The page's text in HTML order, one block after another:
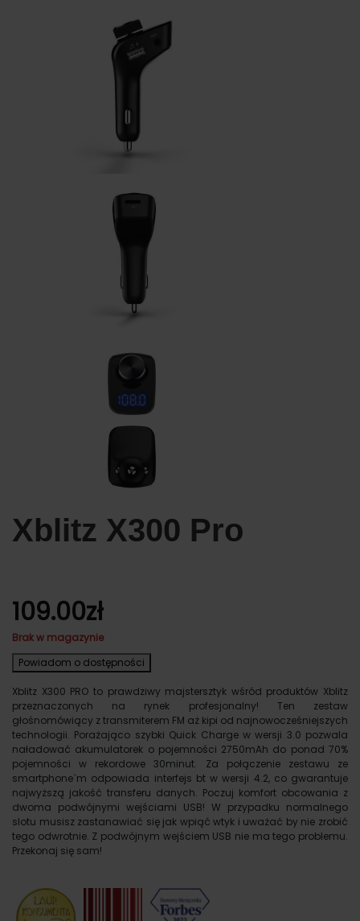
Xblitz X300 Pro
109.00zł
Brak w magazynie
Powiadom o dostępności
Xblitz X300 PRO to prawdziwy majstersztyk wśród produktów Xblitz
przeznaczonych na rynek profesjonalny! Ten zestaw
głośnomówiący z transmiterem FM aż kipi od najnowocześniejszych
technologii. Porażająco szybki Quick Charge w wersji 3.0 pozwala
naładować akumulatorek o pojemności 2750mAh do ponad 70%
pojemności w rekordowe 30minut. Za połączenie zestawu ze
smartphone`m odpowiada interfejs bt w wersji 4.2, co gwarantuje
najwyższą jakość transferu danych. Poczuj komfort obcowania z
dwoma podwójnymi wejściami USB! W przypadku normalnego
slotu musisz zastanawiać się jak wpiąć wtyk i uważać by nie zrobić
tego odwrotnie. Z podwójnym wejściem USB nie ma tego problemu.
Przekonaj się sam!